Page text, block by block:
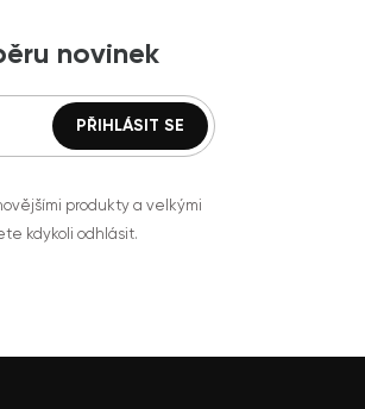
novinek
produkty a velkými
kdykoli odhlásit.